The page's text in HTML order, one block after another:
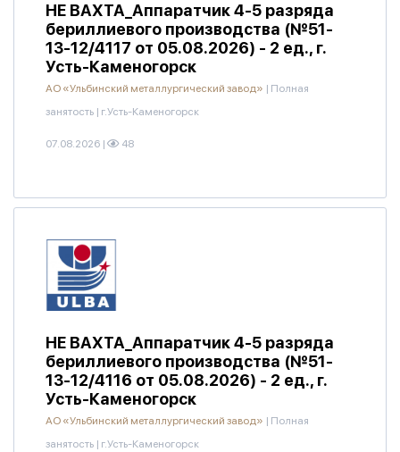
НЕ ВАХТА_Аппаратчик 4-5 разряда
бериллиевого производства (№51-
13-12/4117 от 05.08.2026) - 2 ед., г.
Усть-Каменогорск
АО «Ульбинский металлургический завод» | Полная
занятость | г.Усть-Каменогорск
07.08.2026 | 48
НЕ ВАХТА_Аппаратчик 4-5 разряда
бериллиевого производства (№51-
13-12/4116 от 05.08.2026) - 2 ед., г.
Усть-Каменогорск
АО «Ульбинский металлургический завод» | Полная
занятость | г.Усть-Каменогорск